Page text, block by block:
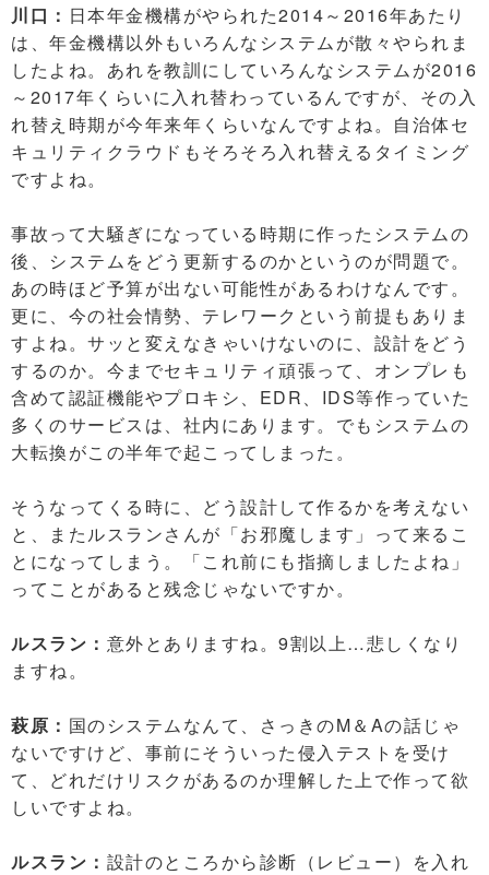
川口： 日本年金機構がやられた2014～2016年あたり
は、年金機構以外もいろんなシステムが散々やられま
したよね。あれを教訓にしていろんなシステムが2016
～2017年くらいに入れ替わっているんですが、その入
れ替え時期が今年来年くらいなんですよね。自治体セ
キュリティクラウドもそろそろ入れ替えるタイミング
ですよね。
事故って大騒ぎになっている時期に作ったシステムの
後、システムをどう更新するのかというのが問題で。
あの時ほど予算が出ない可能性があるわけなんです。
更に、今の社会情勢、テレワークという前提もありま
すよね。サッと変えなきゃいけないのに、設計をどう
するのか。今までセキュリティ頑張って、オンプレも
含めて認証機能やプロキシ、EDR、IDS等作っていた
多くのサービスは、社内にあります。でもシステムの
大転換がこの半年で起こってしまった。
そうなってくる時に、どう設計して作るかを考えない
と、またルスランさんが「お邪魔します」って来るこ
とになってしまう。「これ前にも指摘しましたよね」
ってことがあると残念じゃないですか。
ルスラン： 意外とありますね。9割以上…悲しくなり
ますね。
萩原： 国のシステムなんて、さっきのM＆Aの話じゃ
ないですけど、事前にそういった侵入テストを受け
て、どれだけリスクがあるのか理解した上で作って欲
しいですよね。
ルスラン： 設計のところから診断（レビュー）を入れ